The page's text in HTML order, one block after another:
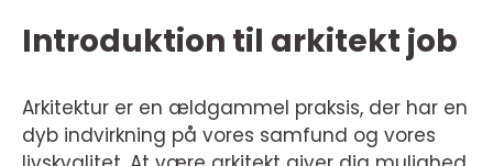
Introduktion til arkitekt job
Arkitektur er en ældgammel praksis, der har en
dyb indvirkning på vores samfund og vores